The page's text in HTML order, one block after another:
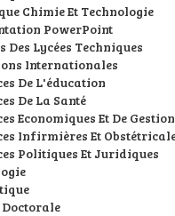
Chimie Et Technologie
PowerPoint
Des Lycées Techniques
Internationales
De L'éducation
De La Santé
Economiques Et De Gestion
Infirmières Et
Politiques Et Juridiques
Doctorale